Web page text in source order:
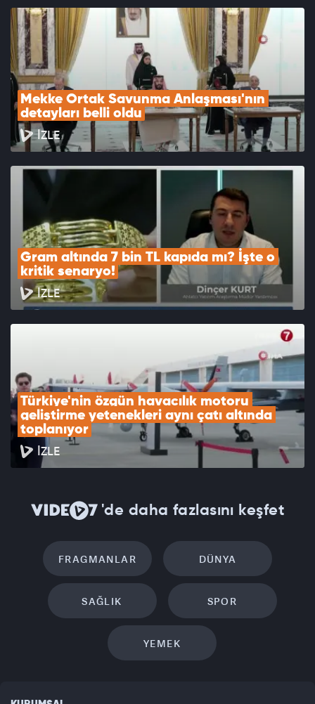
Mekke Ortak Savunma Anlaşması'nın
detayları belli oldu
İZLE
Gram altında 7 bin TL kapıda mı? İşte o
kritik senaryo!
İZLE
Türkiye'nin özgün havacılık motoru
geliştirme yetenekleri aynı çatı altında
toplanıyor
İZLE
'de daha fazlasını keşfet
FRAGMANLAR DÜNYA
SAĞLIK SPOR
YEMEK